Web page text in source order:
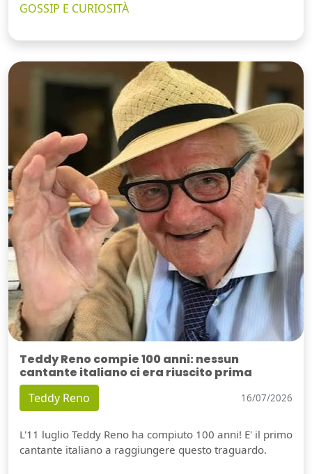
GOSSIP E CURIOSITÀ
Teddy Reno compie 100 anni: nessun
cantante italiano ci era riuscito prima
Teddy Reno 16/07/2026
L'11 luglio Teddy Reno ha compiuto 100 anni! E' il primo
cantante italiano a raggiungere questo traguardo.